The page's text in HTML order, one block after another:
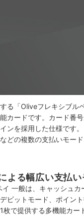
る「Oliveフレキシブル
カードです。カード番
ンを採用した仕様です
どの複数の支払いモー
よる幅広い支払
一般は、キャッシュカ
ビットモード、ポイン
で提供する多機能カー